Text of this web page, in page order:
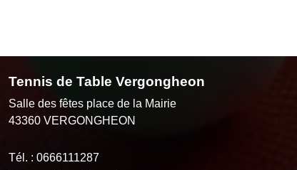
Tennis de Table Vergongheon
Salle des fêtes place de la Mairie
43360 VERGONGHEON
Tél. : 0666111287